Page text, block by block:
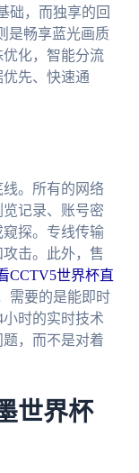
础，而独享的回
是畅享蓝光画质
化，智能分流
先、快速通
。所有的网络
记录、账号密
探。专线传输
击。此外，售
CCTV5世界杯直
需要的是能即时
时的实时技术
，而不是对着
世界杯